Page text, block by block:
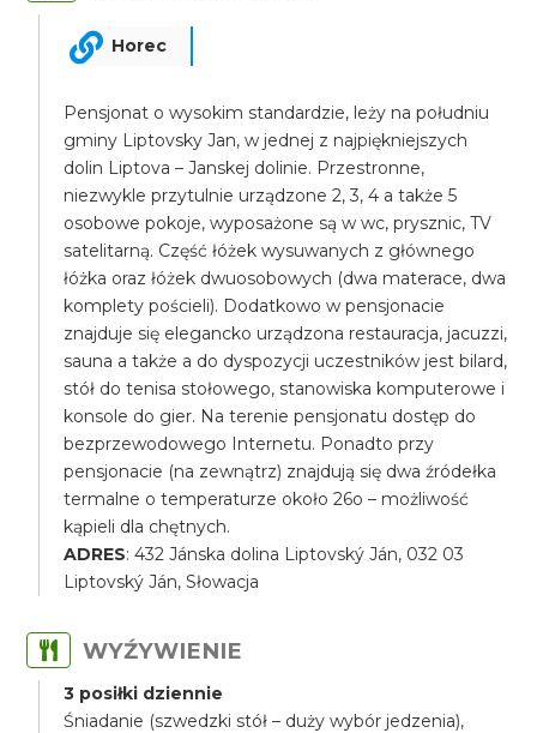
Horec
Pensjonat o wysokim standardzie, leży na południu
gminy Liptovsky Jan, w jednej z najpiękniejszych
dolin Liptova – Janskej dolinie. Przestronne,
niezwykle przytulnie urządzone 2, 3, 4 a także 5
osobowe pokoje, wyposażone są w wc, prysznic, TV
satelitarną. Część łóżek wysuwanych z głównego
łóżka oraz łóżek dwuosobowych (dwa materace, dwa
komplety pościeli). Dodatkowo w pensjonacie
znajduje się elegancko urządzona restauracja, jacuzzi,
sauna a także a do dyspozycji uczestników jest bilard,
stół do tenisa stołowego, stanowiska komputerowe i
konsole do gier. Na terenie pensjonatu dostęp do
bezprzewodowego Internetu. Ponadto przy
pensjonacie (na zewnątrz) znajdują się dwa źródełka
termalne o temperaturze około 26o – możliwość
kąpieli dla chętnych.
ADRES: 432 Jánska dolina Liptovský Ján, 032 03
Liptovský Ján, Słowacja
WYŹYWIENIE
3 posiłki dziennie
Śniadanie (szwedzki stół – duży wybór jedzenia),